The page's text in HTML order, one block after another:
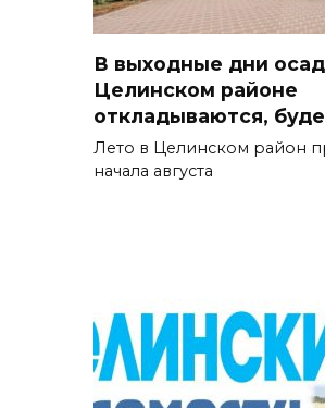
В выходные дни
Целинском районе
откладываются,
Лето в Целинском район
начала августа